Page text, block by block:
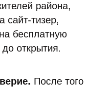
района,
сайт-тизер,
бесплатную
открытия.
После того